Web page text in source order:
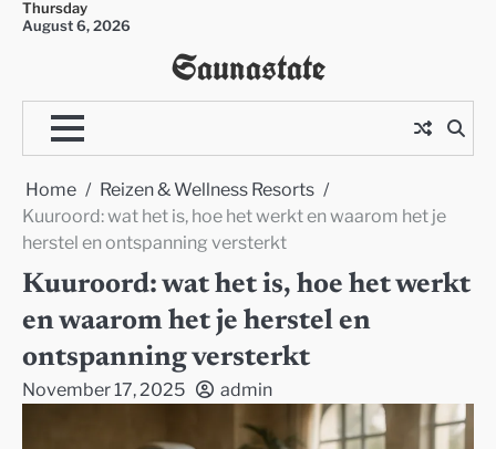
SkipThursday
August 6, 2026
Saunastate
Home
Reizen & Wellness Resorts
Kuuroord: wat het is, hoe het werkt en waarom het je
herstel en ontspanning versterkt
Kuuroord: wat het is, hoe het werkt
en waarom het je herstel en
ontspanning versterkt
November 17, 2025 admin